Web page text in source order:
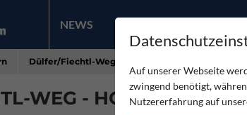
NEWS PRODUKTE
Dülfer/Fiechtl-Weg - Hochiss
WEG - HOCHISS
Auf unserer Webseite
zwingend benötigt,
Nutzererfahrung auf